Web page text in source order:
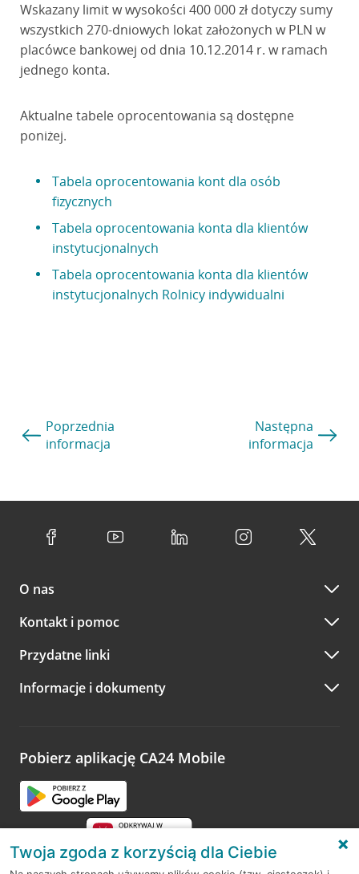
Wskazany limit w wysokości 400 000 zł dotyczy sumy
wszystkich 270-dniowych lokat założonych w PLN w
placówce bankowej od dnia 10.12.2014 r. w ramach
jednego konta.
Aktualne tabele oprocentowania są dostępne
poniżej.
Tabela oprocentowania kont dla osób
fizycznych
Tabela oprocentowania konta dla klientów
instytucjonalnych
Tabela oprocentowania konta dla klientów
instytucjonalnych Rolnicy indywidualni
Poprzednia
informacja
Następna
informacja
O nas
Kontakt i pomoc
Przydatne linki
Informacje i dokumenty
Pobierz aplikację CA24 Mobile
Twoja zgoda z korzyścią dla Ciebie